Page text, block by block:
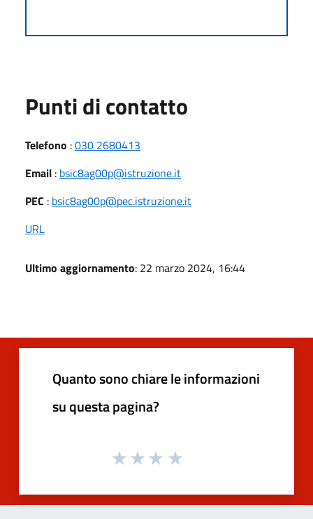
Punti di contatto
Telefono :030 2680413
Email : bsic8ag00p@istruzione.it
PEC : bsic8ag00p@pec.istruzione.it
URL
Ultimo aggiornamento: 22 marzo 2024, 16:44
Quanto sono chiare le informazioni
su questa pagina?